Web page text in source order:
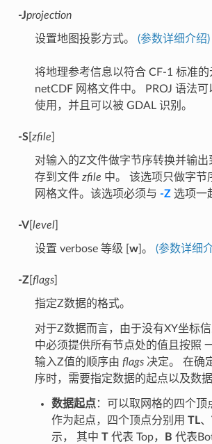
-Jprojection
设置地图投影方式。 (参数详细介绍)
将地理参考信息以符合 CF-1 标准的
netCDF 网格文件中。 PROJ 语法
使用，并且可以被 GDAL 识别。
-S[ zfile
对输入的Z文件做字节序转换并输
存到文件 zfile 中。 该选项只做字节
网格文件。该选项必须与 -Z选项一
-V[ level]
设置 verbose 等级 [ w]。 (参数详细
-Z[ flags]
指定Z数据的格式。
对于Z数据而言，由于没有XY坐标
中必须提供所有节点处的值且按照
输入Z值的顺序由 flags决定。 在确
序时，需要指定数据的起点以及数据
数据起点：可以取网格的四个顶
作为起点，四个顶点分别用 TL、
示， 其中 T代表 Top， B 代表